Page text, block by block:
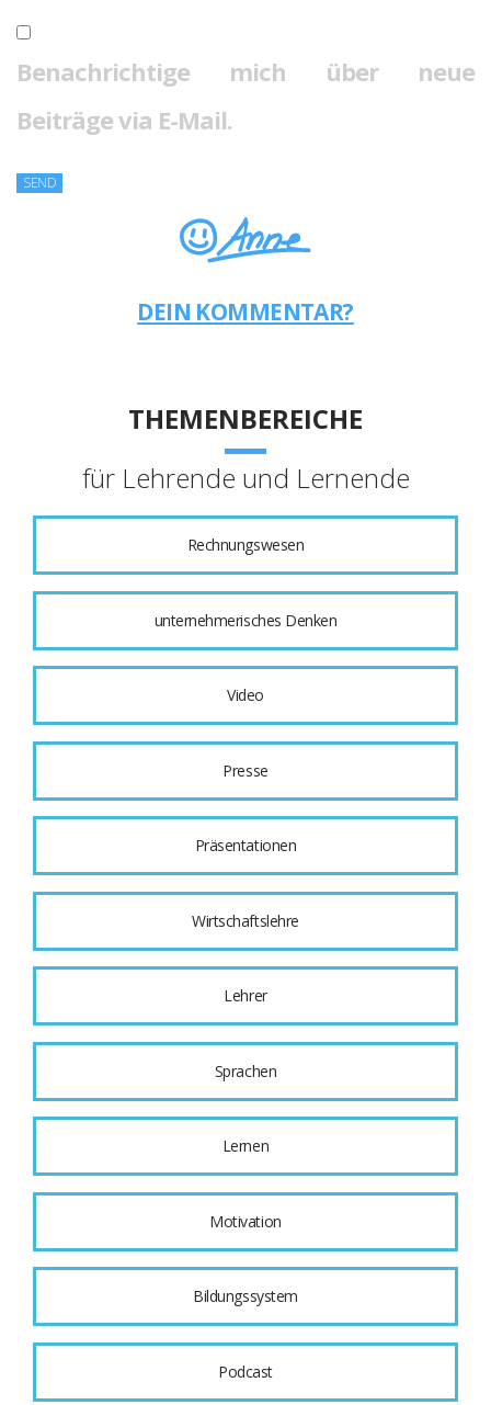
Benachrichtige mich über neue
Beiträge via E-Mail.
DEIN KOMMENTAR?
THEMENBEREICHE
für Lehrende und Lernende
Rechnungswesen
unternehmerisches Denken
Video
Presse
Präsentationen
Wirtschaftslehre
Lehrer
Sprachen
Lernen
Motivation
Bildungssystem
Podcast